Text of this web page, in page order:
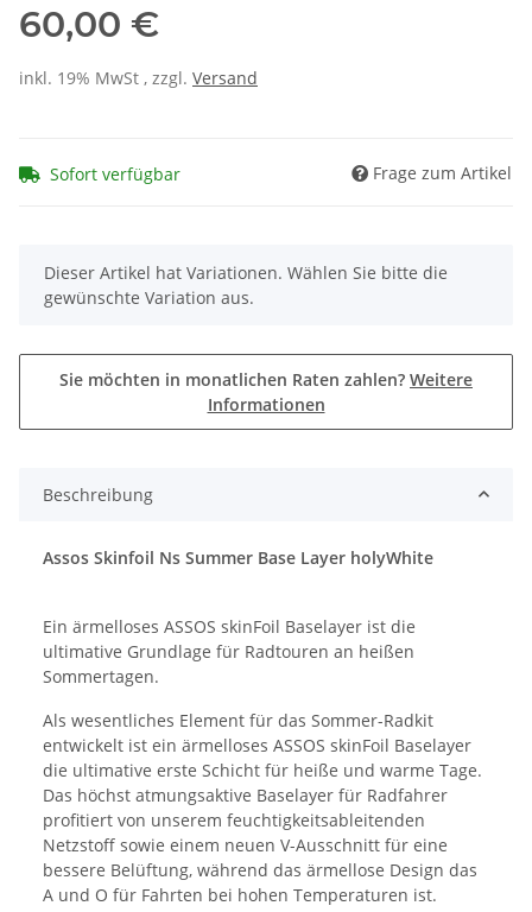
60,00 €
inkl. 19% MwSt , zzgl. Versand
Sofort verfügbar Frage zum Artikel
x
Dieser Artikel hat Variationen. Wählen Sie bitte die
gewünschte Variation aus.
Sie möchten in monatlichen Raten zahlen? Weitere
Informationen
Beschreibung
Assos Skinfoil Ns Summer Base Layer holyWhite
Ein ärmelloses ASSOS skinFoil Baselayer ist die
ultimative Grundlage für Radtouren an heißen
Sommertagen.
Als wesentliches Element für das Sommer-Radkit
entwickelt ist ein ärmelloses ASSOS skinFoil Baselayer
die ultimative erste Schicht für heiße und warme Tage.
Das höchst atmungsaktive Baselayer für Radfahrer
profitiert von unserem feuchtigkeitsableitenden
Netzstoff sowie einem neuen V-Ausschnitt für eine
bessere Belüftung, während das ärmellose Design das
A und O für Fahrten bei hohen Temperaturen ist.